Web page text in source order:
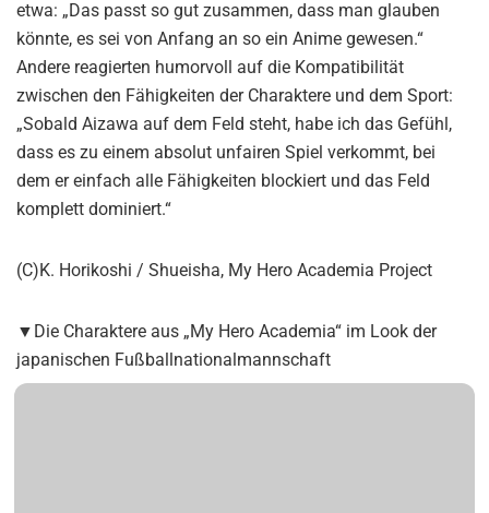
etwa: „Das passt so gut zusammen, dass man glauben
könnte, es sei von Anfang an so ein Anime gewesen.“
Andere reagierten humorvoll auf die Kompatibilität
zwischen den Fähigkeiten der Charaktere und dem Sport:
„Sobald Aizawa auf dem Feld steht, habe ich das Gefühl,
dass es zu einem absolut unfairen Spiel verkommt, bei
dem er einfach alle Fähigkeiten blockiert und das Feld
komplett dominiert.“
(C)K. Horikoshi / Shueisha, My Hero Academia Project
▼Die Charaktere aus „My Hero Academia“ im Look der
japanischen Fußballnationalmannschaft